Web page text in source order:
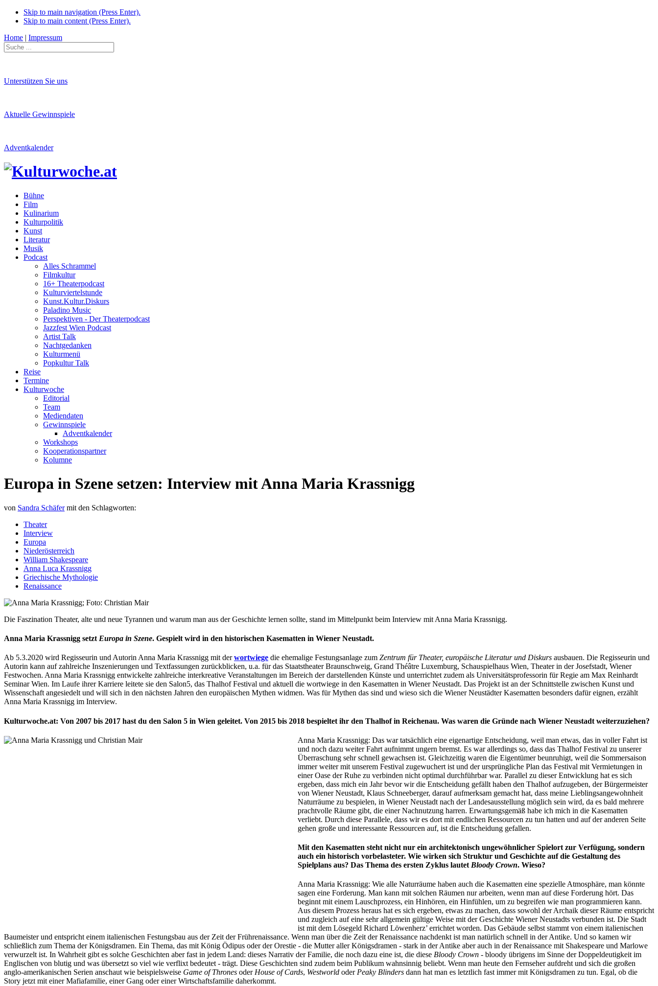
Skip to main navigation (Press Enter).
Skip to main content (Press Enter).
Home | Impressum
Unterstützen Sie uns
Aktuelle Gewinnspiele
Adventkalender
Bühne
Film
Kulinarium
Kulturpolitik
Kunst
Literatur
Musik
Podcast
Alles Schrammel
Filmkultur
16+ Theaterpodcast
Kulturviertelstunde
Kunst.Kultur.Diskurs
Paladino Music
Perspektiven - Der Theaterpodcast
Jazzfest Wien Podcast
Artist Talk
Nachtgedanken
Kulturmenü
Popkultur Talk
Reise
Termine
Kulturwoche
Editorial
Team
Mediendaten
Gewinnspiele
Adventkalender
Workshops
Kooperationspartner
Kolumne
Europa in Szene setzen: Interview mit Anna Maria Krassnigg
von Sandra Schäfer mit den Schlagworten:
Theater
Interview
Europa
Niederösterreich
William Shakespeare
Anna Luca Krassnigg
Griechische Mythologie
Renaissance
Die Faszination Theater, alte und neue Tyrannen und warum man aus der Geschichte lernen sollte, stand im Mittelpunkt beim Interview mit Anna Maria Krassnigg.
Anna Maria Krassnigg setzt Europa in Szene. Gespielt wird in den historischen Kasematten in Wiener Neustadt.
Ab 5.3.2020 wird Regisseurin und Autorin Anna Maria Krassnigg mit derwortwiege die ehemalige Festungsanlage zum Zentrum für Theater, europäische Literatur und Diskurs ausbauen. Die Regisseurin und
Autorin kann auf zahlreiche Inszenierungen und Textfassungen zurückblicken, u.a. für das Staatstheater Braunschweig, Grand Théâtre Luxemburg, Schauspielhaus Wien, Theater in der Josefstadt, Wiener
Festwochen. Anna Maria Krassnigg entwickelte zahlreiche interkreative Veranstaltungen im Bereich der darstellenden Künste und unterrichtet zudem als Universitätsprofessorin für Regie am Max Reinhardt
Seminar Wien. Im Laufe ihrer Karriere leitete sie den Salon5, das Thalhof Festival und aktuell die wortwiege in den Kasematten in Wiener Neustadt. Das Projekt ist an der Schnittstelle zwischen Kunst und
Wissenschaft angesiedelt und will sich in den nächsten Jahren den europäischen Mythen widmen. Was für Mythen das sind und wieso sich die Wiener Neustädter Kasematten besonders dafür eignen, erzählt
Anna Maria Krassnigg im Interview.
Kulturwoche.at: Von 2007 bis 2017 hast du den Salon 5 in Wien geleitet. Von 2015 bis 2018 bespieltet ihr den Thalhof in Reichenau. Was waren die Gründe nach Wiener Neustadt weiterzuziehen?
Anna Maria Krassnigg: Das war tatsächlich eine eigenartige Entscheidung, weil man etwas, das in voller Fahrt ist
und noch dazu weiter Fahrt aufnimmt ungern bremst. Es war allerdings so, dass das Thalhof Festival zu unserer
Überraschung sehr schnell gewachsen ist. Gleichzeitig waren die Eigentümer beunruhigt, weil die Sommersaison
immer weiter mit unserem Festival zugewuchert ist und der ursprüngliche Plan das Festival mit Vermietungen in
einer Oase der Ruhe zu verbinden nicht optimal durchführbar war. Parallel zu dieser Entwicklung hat es sich
ergeben, dass mich ein Jahr bevor wir die Entscheidung gefällt haben den Thalhof aufzugeben, der Bürgermeister
von Wiener Neustadt, Klaus Schneeberger, darauf aufmerksam gemacht hat, dass meine Lieblingsangewohnheit
Naturräume zu bespielen, in Wiener Neustadt nach der Landesausstellung möglich sein wird, da es bald mehrere
prachtvolle Räume gibt, die einer Nachnutzung harren. Erwartungsgemäß habe ich mich in die Kasematten
verliebt. Durch diese Parallele, dass wir es dort mit endlichen Ressourcen zu tun hatten und auf der anderen Seite
gehen große und interessante Ressourcen auf, ist die Entscheidung gefallen.
Mit den Kasematten steht nicht nur ein architektonisch ungewöhnlicher Spielort zur Verfügung, sondern
auch ein historisch vorbelasteter. Wie wirken sich Struktur und Geschichte auf die Gestaltung des
Spielplans aus? Das Thema des ersten Zyklus lautet Bloody Crown. Wieso?
Anna Maria Krassnigg: Wie alle Naturräume haben auch die Kasematten eine spezielle Atmosphäre, man könnte
sagen eine Forderung. Man kann mit solchen Räumen nur arbeiten, wenn man auf diese Forderung hört. Das
beginnt mit einem Lauschprozess, ein Hinhören, ein Hinfühlen, um zu begreifen wie man programmieren kann.
Aus diesem Prozess heraus hat es sich ergeben, etwas zu machen, dass sowohl der Archaik dieser Räume entspricht
und zugleich auf eine sehr allgemein gültige Weise mit der Geschichte Wiener Neustadts verbunden ist. Die Stadt
ist mit dem Lösegeld Richard Löwenherz’ errichtet worden. Das Gebäude selbst stammt von einem italienischen
Baumeister und entspricht einem italienischen Festungsbau aus der Zeit der Frührenaissance. Wenn man über die Zeit der Renaissance nachdenkt ist man natürlich schnell in der Antike. Und so kamen wir
schließlich zum Thema der Königsdramen. Ein Thema, das mit König Ödipus oder der Orestie - die Mutter aller Königsdramen - stark in der Antike aber auch in der Renaissance mit Shakespeare und Marlowe
verwurzelt ist. In Wahrheit gibt es solche Geschichten aber fast in jedem Land: dieses Narrativ der Familie, die noch dazu eine ist, die diese Bloody Crown - bloody übrigens im Sinne der Doppeldeutigkeit im
Englischen von blutig und was übersetzt so viel wie verflixt bedeutet - trägt. Diese Geschichten sind zudem beim Publikum wahnsinnig beliebt. Wenn man heute den Fernseher aufdreht und sich die großen
anglo-amerikanischen Serien anschaut wie beispielsweise Game of Thrones oder House of Cards, Westworld oder Peaky Blinders dann hat man es letztlich fast immer mit Königsdramen zu tun. Egal, ob die
Story jetzt mit einer Mafiafamilie, einer Gang oder einer Wirtschaftsfamilie daherkommt.